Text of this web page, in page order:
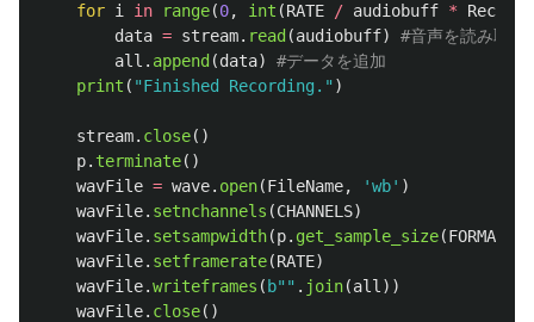
for i in range(0, int (RATE / audiobuff *
data = stream. read (audiobuff)
all . append (data)
print ( "Finished Recording. " )
stream. close()
p. terminate()
wavFile = wave. open(FileName, 'wb' )
wavFile. setnchannels (CHANNELS)
wavFile. setsampwidth(p. get_sample_size(FORMAT
wavFile. setframerate(RATE)
wavFile.writeframes ( b"" . join(all ))
wavFile. close()